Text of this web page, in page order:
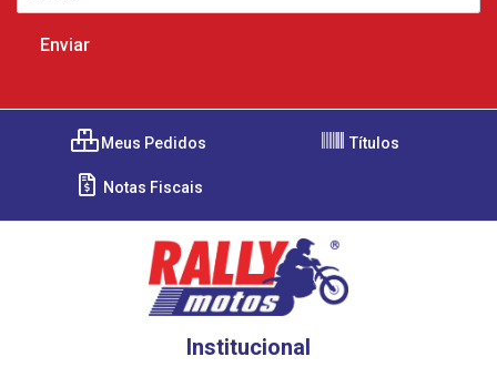
Meus Pedidos Títulos
Notas Fiscais
Institucional